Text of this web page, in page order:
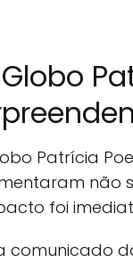
Patrícia
não
foi
comunicado